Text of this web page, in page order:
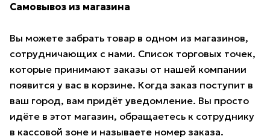
Самовывоз из магазина
Вы можете забрать товар в одном из магазинов,
сотрудничающих с нами. Список торговых точек,
которые принимают заказы от нашей компании
появится у вас в корзине. Когда заказ поступит в
ваш город, вам придёт уведомление. Вы просто
идёте в этот магазин, обращаетесь к сотруднику
в кассовой зоне и называете номер заказа.